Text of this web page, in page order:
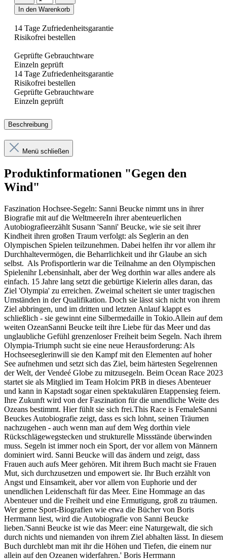
In den Warenkorb
14 Tage Zufriedenheitsgarantie
Risikofrei bestellen
Geprüfte Gebrauchtware
Einzeln geprüft
14 Tage Zufriedenheitsgarantie
Risikofrei bestellen
Geprüfte Gebrauchtware
Einzeln geprüft
Beschreibung
Menü schließen
Produktinformationen "Gegen den
Wind"
Faszination Hochsee-Segeln: Sanni Beucke nimmt uns in ihrer
Biografie mit auf die WeltmeereIn ihrer abenteuerlichen
Autobiografieerzählt Susann 'Sanni' Beucke, wie sie seit ihrer
Kindheit ihren großen Traum verfolgt: als Seglerin an den
Olympischen Spielen teilzunehmen. Dabei helfen ihr vor allem ihr
Durchhaltevermögen, die Beharrlichkeit und ihr Glaube an sich
selbst. Als Profisportlerin war die Teilnahme an den Olympischen
Spielenihr Lebensinhalt, aber der Weg dorthin war alles andere als
einfach. 15 Jahre lang setzt die gebürtige Kielerin alles daran, das
Ziel 'Olympia' zu erreichen. Zweimal scheitert sie unter tragischen
Umständen in der Qualifikation. Doch sie lässt sich nicht von ihrem
Ziel abbringen, und im dritten und letzten Anlauf klappt es
schließlich - sie gewinnt eine Silbermedaille in Tokio.Allein auf dem
weiten OzeanSanni Beucke teilt ihre Liebe für das Meer und das
unglaubliche Gefühl grenzenloser Freiheit beim Segeln. Nach ihrem
Olympia-Triumph sucht sie eine neue Herausforderung: Als
Hochseeseglerinwill sie den Kampf mit den Elementen auf hoher
See aufnehmen und setzt sich das Ziel, beim härtesten Segelrennen
der Welt, der Vendeé Globe zu mitzusegeln. Beim Ocean Race 2023
startet sie als Mitglied im Team Holcim PRB in dieses Abenteuer
und kann in Kapstadt sogar einen spektakulären Etappensieg feiern.
Ihre Zukunft wird von der Faszination für die unendliche Weite des
Ozeans bestimmt. Hier fühlt sie sich frei.This Race is FemaleSanni
Beuckes Autobiografie zeigt, dass es sich lohnt, seinen Träumen
nachzugehen - auch wenn man auf dem Weg dorthin viele
Rückschlägewegstecken und strukturelle Missstände überwinden
muss. Segeln ist immer noch ein Sport, der vor allem von Männern
dominiert wird. Sanni Beucke will das ändern und zeigt, dass
Frauen auch aufs Meer gehören. Mit ihrem Buch macht sie Frauen
Mut, sich durchzusetzen und empowert sie. Ihr Buch erzählt von
Angst und Einsamkeit, aber vor allem von Euphorie und der
unendlichen Leidenschaft für das Meer. Eine Hommage an das
Abenteuer und die Freiheit und eine Ermutigung, groß zu träumen.
Wer gerne Sport-Biografien wie etwa die Bücher von Boris
Herrmann liest, wird die Autobiografie von Sanni Beucke
lieben.'Sanni Beucke ist wie das Meer: eine Naturgewalt, die sich
durch nichts und niemanden von ihrem Ziel abhalten lässt. In diesem
Buch durchlebt man mit ihr die Höhen und Tiefen, die einem nur
allein auf den Ozeanen widerfahren.' Boris Herrmann